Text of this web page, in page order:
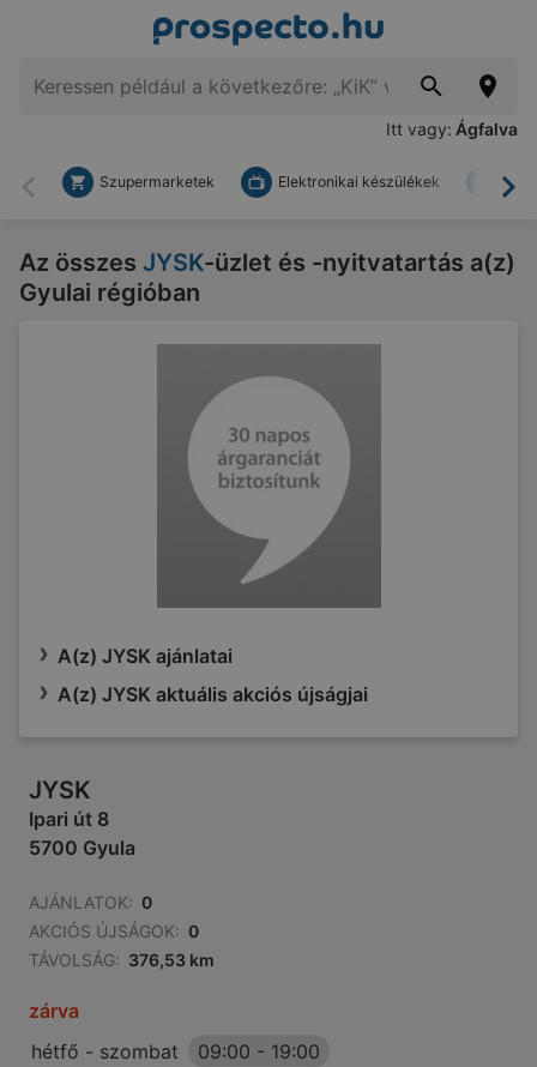
Itt vagy: Ágfalva
Vissza
Szupermarketek Elektronikai készülékek
Az összes JYSK-üzlet és -nyitvatartás a(z)
Gyulai régióban
A(z) JYSK ajánlatai
A(z) JYSK aktuális akciós újságjai
JYSK
Ipari út 8
5700 Gyula
AJÁNLATOK: 0
AKCIÓS ÚJSÁGOK: 0
TÁVOLSÁG: 376,53 km
zárva
hétfő - szombat
09:00 - 19:00